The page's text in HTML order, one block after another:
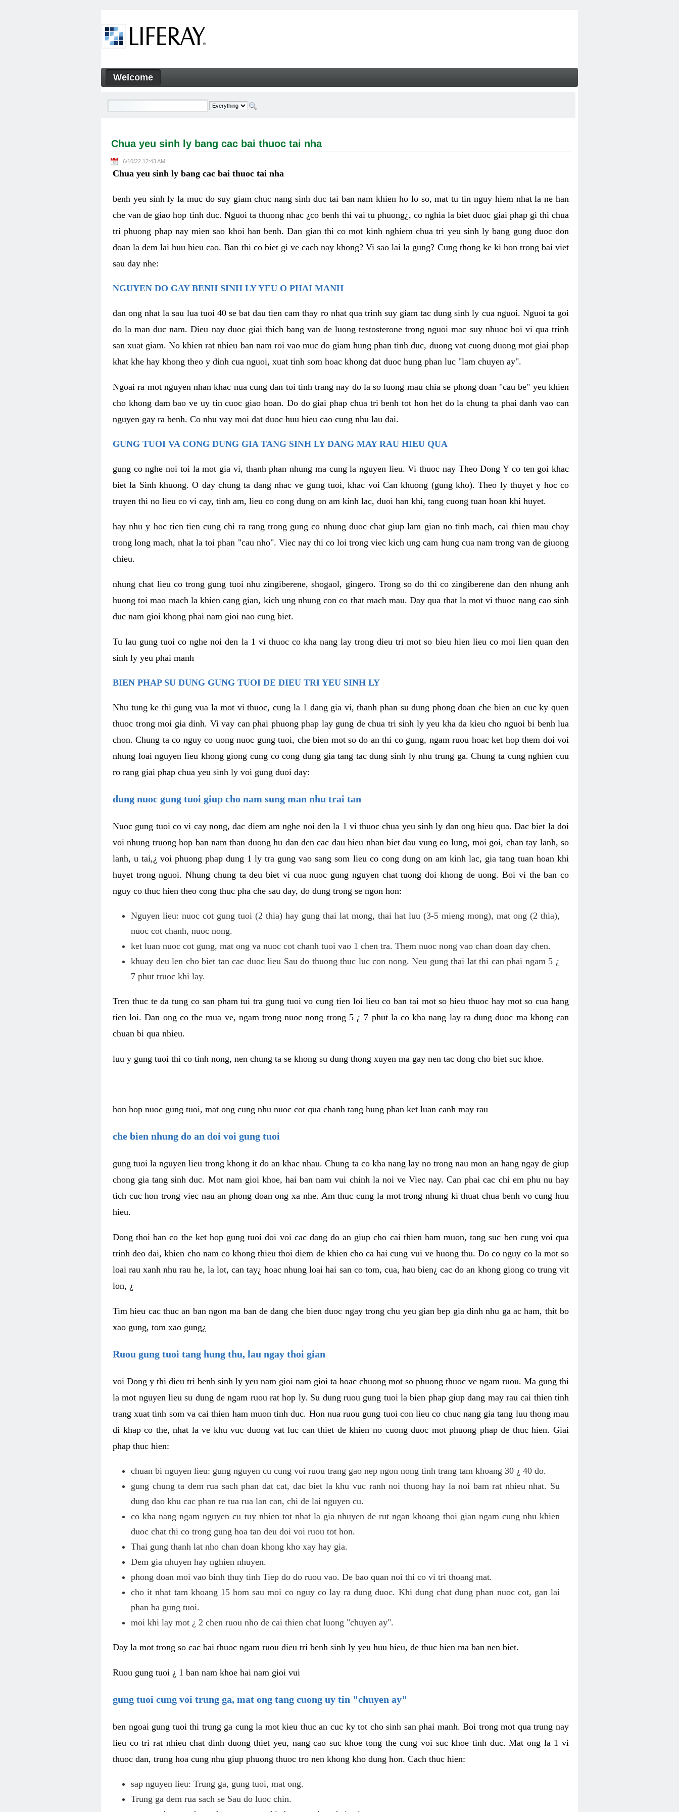
Chua yeu sinh ly bang cac bai thuoc tai nha - Welcome
Navigation
Welcome
Chua yeu sinh ly bang cac bai thuoc tai nha
6/10/22 12:43 AM
Chua yeu sinh ly bang cac bai thuoc tai nha
benh yeu sinh ly la muc do suy giam chuc nang sinh duc tai ban nam khien ho lo so, mat tu tin nguy hiem nhat la ne han
che van de giao hop tinh duc. Nguoi ta thuong nhac ¿co benh thi vai tu phuong¿, co nghia la biet duoc giai phap gi thi chua
tri phuong phap nay mien sao khoi han benh. Dan gian thi co mot kinh nghiem chua tri yeu sinh ly bang gung duoc don
doan la dem lai huu hieu cao. Ban thi co biet gi ve cach nay khong? Vi sao lai la gung? Cung thong ke ki hon trong bai viet
sau day nhe:
NGUYEN DO GAY BENH SINH LY YEU O PHAI MANH
dan ong nhat la sau lua tuoi 40 se bat dau tien cam thay ro nhat qua trinh suy giam tac dung sinh ly cua nguoi. Nguoi ta goi
do la man duc nam. Dieu nay duoc giai thich bang van de luong testosterone trong nguoi mac suy nhuoc boi vi qua trinh
san xuat giam. No khien rat nhieu ban nam roi vao muc do giam hung phan tinh duc, duong vat cuong duong mot giai phap
khat khe hay khong theo y dinh cua nguoi, xuat tinh som hoac khong dat duoc hung phan luc "lam chuyen ay".
Ngoai ra mot nguyen nhan khac nua cung dan toi tinh trang nay do la so luong mau chia se phong doan "cau be" yeu khien
cho khong dam bao ve uy tin cuoc giao hoan. Do do giai phap chua tri benh tot hon het do la chung ta phai danh vao can
nguyen gay ra benh. Co nhu vay moi dat duoc huu hieu cao cung nhu lau dai.
GUNG TUOI VA CONG DUNG GIA TANG SINH LY DANG MAY RAU HIEU QUA
gung co nghe noi toi la mot gia vi, thanh phan nhung ma cung la nguyen lieu. Vi thuoc nay Theo Dong Y co ten goi khac
biet la Sinh khuong. O day chung ta dang nhac ve gung tuoi, khac voi Can khuong (gung kho). Theo ly thuyet y hoc co
truyen thi no lieu co vi cay, tinh am, lieu co cong dung on am kinh lac, duoi han khi, tang cuong tuan hoan khi huyet.
hay nhu y hoc tien tien cung chi ra rang trong gung co nhung duoc chat giup lam gian no tinh mach, cai thien mau chay
trong long mach, nhat la toi phan "cau nho". Viec nay thi co loi trong viec kich ung cam hung cua nam trong van de giuong
chieu.
nhung chat lieu co trong gung tuoi nhu zingiberene, shogaol, gingero. Trong so do thi co zingiberene dan den nhung anh
huong toi mao mach la khien cang gian, kich ung nhung con co that mach mau. Day qua that la mot vi thuoc nang cao sinh
duc nam gioi khong phai nam gioi nao cung biet.
Tu lau gung tuoi co nghe noi den la 1 vi thuoc co kha nang lay trong dieu tri mot so bieu hien lieu co moi lien quan den
sinh ly yeu phai manh
BIEN PHAP SU DUNG GUNG TUOI DE DIEU TRI YEU SINH LY
Nhu tung ke thi gung vua la mot vi thuoc, cung la 1 dang gia vi, thanh phan su dung phong doan che bien an cuc ky quen
thuoc trong moi gia dinh. Vi vay can phai phuong phap lay gung de chua tri sinh ly yeu kha da kieu cho nguoi bi benh lua
chon. Chung ta co nguy co uong nuoc gung tuoi, che bien mot so do an thi co gung, ngam ruou hoac ket hop them doi voi
nhung loai nguyen lieu khong giong cung co cong dung gia tang tac dung sinh ly nhu trung ga. Chung ta cung nghien cuu
ro rang giai phap chua yeu sinh ly voi gung duoi day:
dung nuoc gung tuoi giup cho nam sung man nhu trai tan
Nuoc gung tuoi co vi cay nong, dac diem am nghe noi den la 1 vi thuoc chua yeu sinh ly dan ong hieu qua. Dac biet la doi
voi nhung truong hop ban nam than duong hu dan den cac dau hieu nhan biet dau vung eo lung, moi goi, chan tay lanh, so
lanh, u tai,¿ voi phuong phap dung 1 ly tra gung vao sang som lieu co cong dung on am kinh lac, gia tang tuan hoan khi
huyet trong nguoi. Nhung chung ta deu biet vi cua nuoc gung nguyen chat tuong doi khong de uong. Boi vi the ban co
nguy co thuc hien theo cong thuc pha che sau day, do dung trong se ngon hon:
Nguyen lieu: nuoc cot gung tuoi (2 thia) hay gung thai lat mong, thai hat luu (3-5 mieng mong), mat ong (2 thia),
nuoc cot chanh, nuoc nong.
ket luan nuoc cot gung, mat ong va nuoc cot chanh tuoi vao 1 chen tra. Them nuoc nong vao chan doan day chen.
khuay deu len cho biet tan cac duoc lieu Sau do thuong thuc luc con nong. Neu gung thai lat thi can phai ngam 5 ¿
7 phut truoc khi lay.
Tren thuc te da tung co san pham tui tra gung tuoi vo cung tien loi lieu co ban tai mot so hieu thuoc hay mot so cua hang
tien loi. Dan ong co the mua ve, ngam trong nuoc nong trong 5 ¿ 7 phut la co kha nang lay ra dung duoc ma khong can
chuan bi qua nhieu.
luu y gung tuoi thi co tinh nong, nen chung ta se khong su dung thong xuyen ma gay nen tac dong cho biet suc khoe.
hon hop nuoc gung tuoi, mat ong cung nhu nuoc cot qua chanh tang hung phan ket luan canh may rau
che bien nhung do an doi voi gung tuoi
gung tuoi la nguyen lieu trong khong it do an khac nhau. Chung ta co kha nang lay no trong nau mon an hang ngay de giup
chong gia tang sinh duc. Mot nam gioi khoe, hai ban nam vui chinh la noi ve Viec nay. Can phai cac chi em phu nu hay
tich cuc hon trong viec nau an phong doan ong xa nhe. Am thuc cung la mot trong nhung ki thuat chua benh vo cung huu
hieu.
Dong thoi ban co the ket hop gung tuoi doi voi cac dang do an giup cho cai thien ham muon, tang suc ben cung voi qua
trinh deo dai, khien cho nam co khong thieu thoi diem de khien cho ca hai cung vui ve huong thu. Do co nguy co la mot so
loai rau xanh nhu rau he, la lot, can tay¿ hoac nhung loai hai san co tom, cua, hau bien¿ cac do an khong giong co trung vit
lon, ¿
Tim hieu cac thuc an ban ngon ma ban de dang che bien duoc ngay trong chu yeu gian bep gia dinh nhu ga ac ham, thit bo
xao gung, tom xao gung¿
Ruou gung tuoi tang hung thu, lau ngay thoi gian
voi Dong y thi dieu tri benh sinh ly yeu nam gioi nam gioi ta hoac chuong mot so phuong thuoc ve ngam ruou. Ma gung thi
la mot nguyen lieu su dung de ngam ruou rat hop ly. Su dung ruou gung tuoi la bien phap giup dang may rau cai thien tinh
trang xuat tinh som va cai thien ham muon tinh duc. Hon nua ruou gung tuoi con lieu co chuc nang gia tang luu thong mau
di khap co the, nhat la ve khu vuc duong vat luc can thiet de khien no cuong duoc mot phuong phap de thuc hien. Giai
phap thuc hien:
chuan bi nguyen lieu: gung nguyen cu cung voi ruou trang gao nep ngon nong tinh trang tam khoang 30 ¿ 40 do.
gung chung ta dem rua sach phan dat cat, dac biet la khu vuc ranh noi thuong hay la noi bam rat nhieu nhat. Su
dung dao khu cac phan re tua rua lan can, chi de lai nguyen cu.
co kha nang ngam nguyen cu tuy nhien tot nhat la gia nhuyen de rut ngan khoang thoi gian ngam cung nhu khien
duoc chat thi co trong gung hoa tan deu doi voi ruou tot hon.
Thai gung thanh lat nho chan doan khong kho xay hay gia.
Dem gia nhuyen hay nghien nhuyen.
phong doan moi vao binh thuy tinh Tiep do do ruou vao. De bao quan noi thi co vi tri thoang mat.
cho it nhat tam khoang 15 hom sau moi co nguy co lay ra dung duoc. Khi dung chat dung phan nuoc cot, gan lai
phan ba gung tuoi.
moi khi lay mot ¿ 2 chen ruou nho de cai thien chat luong "chuyen ay".
Day la mot trong so cac bai thuoc ngam ruou dieu tri benh sinh ly yeu huu hieu, de thuc hien ma ban nen biet.
Ruou gung tuoi ¿ 1 ban nam khoe hai nam gioi vui
gung tuoi cung voi trung ga, mat ong tang cuong uy tin "chuyen ay"
ben ngoai gung tuoi thi trung ga cung la mot kieu thuc an cuc ky tot cho sinh san phai manh. Boi trong mot qua trung nay
lieu co tri rat nhieu chat dinh duong thiet yeu, nang cao suc khoe tong the cung voi suc khoe tinh duc. Mat ong la 1 vi
thuoc dan, trung hoa cung nhu giup phuong thuoc tro nen khong kho dung hon. Cach thuc hien:
sap nguyen lieu: Trung ga, gung tuoi, mat ong.
Trung ga dem rua sach se Sau do luoc chin.